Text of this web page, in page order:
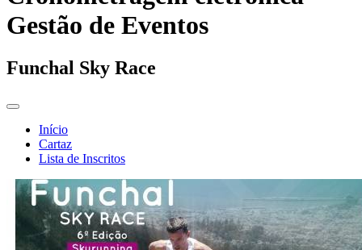
Gestão de Eventos
Funchal Sky Race
Início
Cartaz
Lista de Inscritos